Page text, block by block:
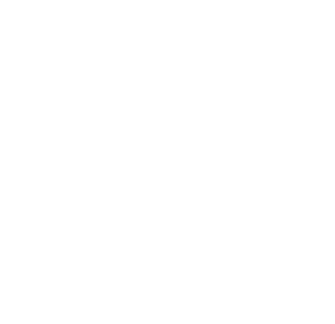
，营销信息被快速复制传向数以百万计的
低。它通常用于网站推广和品牌。
。搜索引擎营销也是一个网络进行营销